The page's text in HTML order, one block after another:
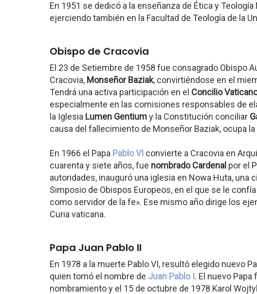
En 1951 se dedicó a la enseñanza de Ética y
ejerciendo también en la Facultad de Teología de la
Obispo de Cracovia
El 23 de Setiembre de 1958 fue consagrado Obispo
Cracovia, Monseñor Baziak, convirtiéndose en el
Tendrá una activa participación en el Concilio
especialmente en las comisiones responsables de
la Iglesia Lumen Gentiumy la Constitución conciliar
causa del fallecimiento de Monseñor Baziak, ocupa
En 1966 el Papa Pablo VI convierte a Cracovia en
cuarenta y siete años, fue nombrado Cardenal por el
autoridades, inauguró una iglesia en Nowa Huta, una
Simposio de Obispos Europeos, en el que se le
como servidor de la fe». Ese mismo año dirige los
Curia vaticana.
Papa Juan Pablo II
En 1978 a la muerte Pablo VI, resultó elegido nuevo
quien tomó el nombre de Juan Pablo I. El nuevo
nombramiento y el 15 de octubre de 1978 Karol